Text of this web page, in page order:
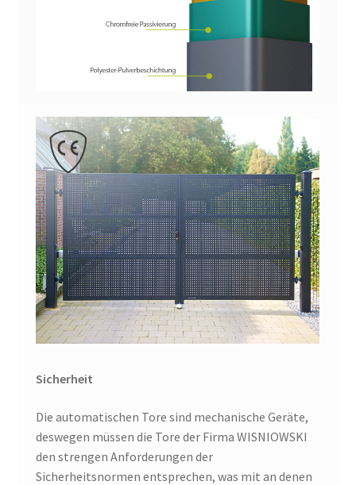
Sicherheit
Die automatischen Tore sind mechanische Geräte,
deswegen müssen die Tore der Firma WISNIOWSKI
den strengen Anforderungen der
Sicherheitsnormen entsprechen, was mit an denen